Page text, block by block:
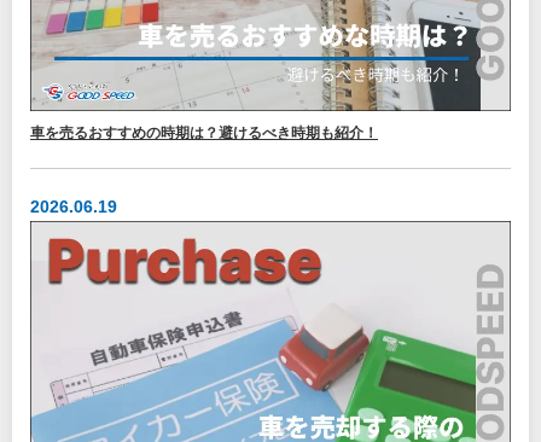
車を売るおすすめの時期は？避けるべき時期も紹介！
2026.06.19